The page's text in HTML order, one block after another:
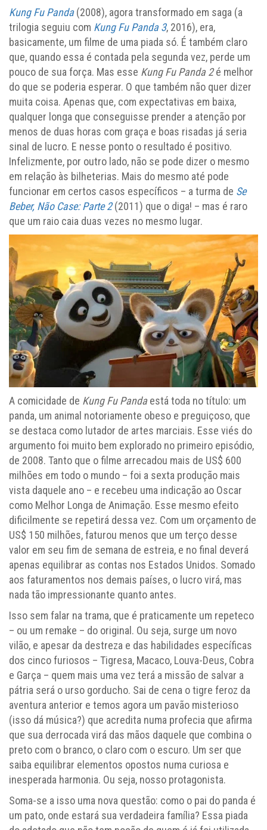
Kung Fu Panda (2008), agora transformado em saga (a
trilogia seguiu com Kung Fu Panda 3, 2016), era,
basicamente, um filme de uma piada só. É também claro
que, quando essa é contada pela segunda vez, perde um
pouco de sua força. Mas esse Kung Fu Panda 2é melhor
do que se poderia esperar. O que também não quer dizer
muita coisa. Apenas que, com expectativas em baixa,
qualquer longa que conseguisse prender a atenção por
menos de duas horas com graça e boas risadas já seria
sinal de lucro. E nesse ponto o resultado é positivo.
Infelizmente, por outro lado, não se pode dizer o mesmo
em relação às bilheterias. Mais do mesmo até pode
funcionar em certos casos específicos – a turma de Se
Beber, Não Case: Parte 2(2011) que o diga! – mas é raro
que um raio caia duas vezes no mesmo lugar.
A comicidade de Kung Fu Pandaestá toda no título: um
panda, um animal notoriamente obeso e preguiçoso, que
se destaca como lutador de artes marciais. Esse viés do
argumento foi muito bem explorado no primeiro episódio,
de 2008. Tanto que o filme arrecadou mais de US$ 600
milhões em todo o mundo – foi a sexta produção mais
vista daquele ano – e recebeu uma indicação ao Oscar
como Melhor Longa de Animação. Esse mesmo efeito
dificilmente se repetirá dessa vez. Com um orçamento de
US$ 150 milhões, faturou menos que um terço desse
valor em seu fim de semana de estreia, e no final deverá
apenas equilibrar as contas nos Estados Unidos. Somado
aos faturamentos nos demais países, o lucro virá, mas
nada tão impressionante quanto antes.
Isso sem falar na trama, que é praticamente um repeteco
– ou um remake – do original. Ou seja, surge um novo
vilão, e apesar da destreza e das habilidades específicas
dos cinco furiosos – Tigresa, Macaco, Louva-Deus, Cobra
e Garça – quem mais uma vez terá a missão de salvar a
pátria será o urso gorducho. Sai de cena o tigre feroz da
aventura anterior e temos agora um pavão misterioso
(isso dá música?) que acredita numa profecia que afirma
que sua derrocada virá das mãos daquele que combina o
preto com o branco, o claro com o escuro. Um ser que
saiba equilibrar elementos opostos numa curiosa e
inesperada harmonia. Ou seja, nosso protagonista.
Soma-se a isso uma nova questão: como o pai do panda é
um pato, onde estará sua verdadeira família? Essa piada